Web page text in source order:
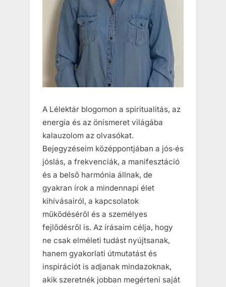
A Lélektár blogomon a spiritualitás, az
energia és az önismeret világába
kalauzolom az olvasókat.
Bejegyzéseim középpontjában a jós‑és
jóslás, a frekvenciák, a manifesztáció
és a belső harmónia állnak, de
gyakran írok a mindennapi élet
kihívásairól, a kapcsolatok
működéséről és a személyes
fejlődésről is. Az írásaim célja, hogy
ne csak elméleti tudást nyújtsanak,
hanem gyakorlati útmutatást és
inspirációt is adjanak mindazoknak,
akik szeretnék jobban megérteni saját